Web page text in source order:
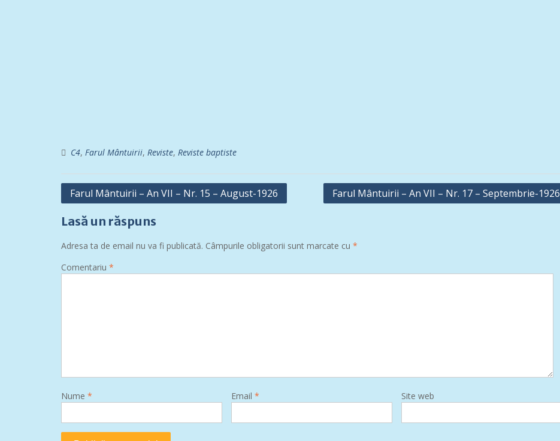
C4, Farul Mântuirii, Reviste, Reviste baptiste
Navigare
articole
Farul Mântuirii – An VII – Nr. 15 – August-1926 Farul Mântuirii – An VII – Nr. 17 – Septembrie-1926
Lasă un răspuns
Adresa ta de email nu va fi publicată. Câmpurile obligatorii sunt marcate cu *
Comentariu *
Nume * Email * Site web